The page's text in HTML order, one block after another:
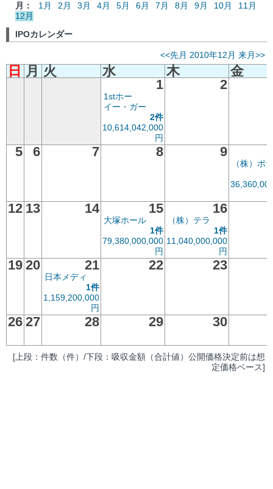
月：
1月 2月 3月 4月 5月 6月 7月 8月 9月 10月
11月
12月
IPOカレンダー
<<先月 2010年12月 来月>>
日 月 火 水 木
金
1
1stホー
イー・ガー
2件
10,614,042,000
円
2
5 6 7 8 9
（株）ポ
12 13 14 15
大塚ホール
1件
79,380,000,000
円
16
（株）テラ
1件
11,040,000,000
円
19 20 21
日本メディ
1件
1,159,200,000
円
22 23
26 27 28 29 30
[上段：件数（件）/下段：吸収金額（合計値）公開価格決定前は想
定価格ベース]